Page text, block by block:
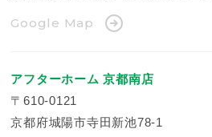
Google Map
アフターホーム 京都南店
〒610-0121
京都府城陽市寺田新池78-1